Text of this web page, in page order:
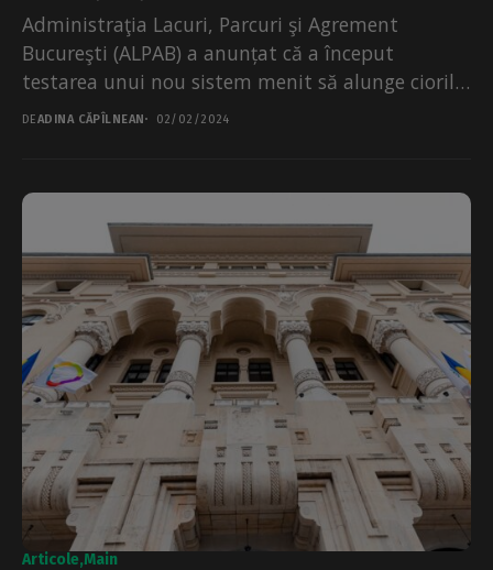
Administraţia Lacuri, Parcuri şi Agrement
Bucureşti (ALPAB) a anunțat că a început
testarea unui nou sistem menit să alunge ciorile
din Cișmigiu, cu...
DEADINA CĂPÎLNEAN 02/02/2024
Articole Main